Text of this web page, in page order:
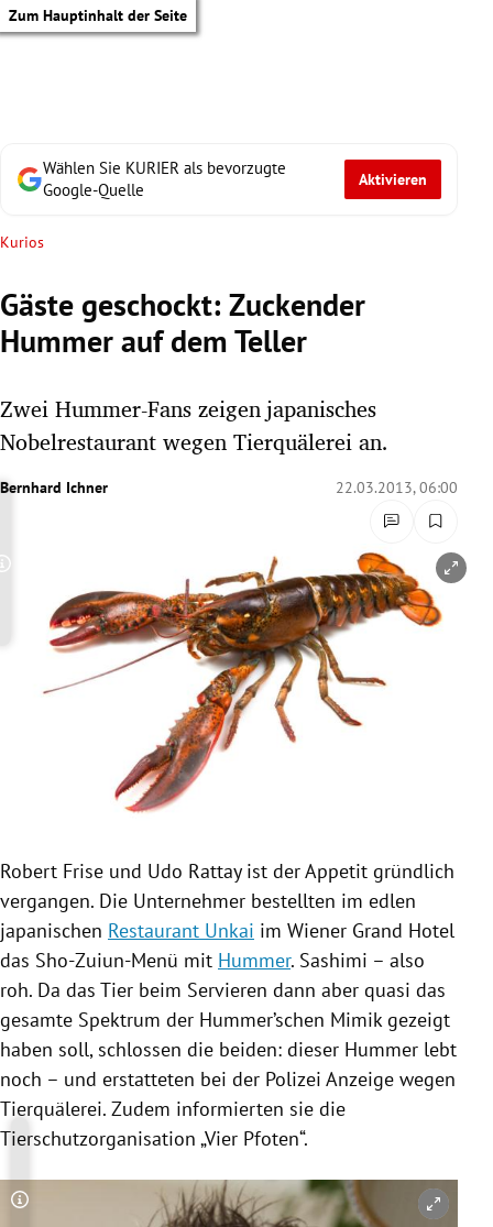
Zum Hauptinhalt der Seite
Untermenü
Untermenü
Untermenü
Untermenü
Untermenü
Untermenü
Wählen Sie KURIER als bevorzugte
Google-Quelle
Aktivieren
Kurios
Gäste geschockt: Zuckender
Hummer auf dem Teller
Zwei Hummer-Fans zeigen japanisches
Nobelrestaurant wegen Tierquälerei an.
Bernhard Ichner 22.03.2013, 06:00
Copyright-Hinweis öffnen/schließen
Robert Frise und Udo Rattayist der Appetit gründlich
vergangen. Die Unternehmer bestellten im edlen
japanischen Restaurant Unkai im Wiener Grand Hotel
das Sho-Zuiun-Menü mit Hummer. Sashimi – also
roh. Da das Tier beim Servieren dann aber quasi das
gesamte Spektrum der Hummer’schen Mimik gezeigt
haben soll, schlossen die beiden: dieser Hummer lebt
noch – und erstatteten bei der Polizei Anzeige wegen
Tierquälerei. Zudem informierten sie die
Tierschutzorganisation „Vier Pfoten“.
Copyright-Hinweis öffnen/schließen